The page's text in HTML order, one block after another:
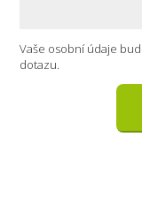
Vaše osobní údaje
dotazu.